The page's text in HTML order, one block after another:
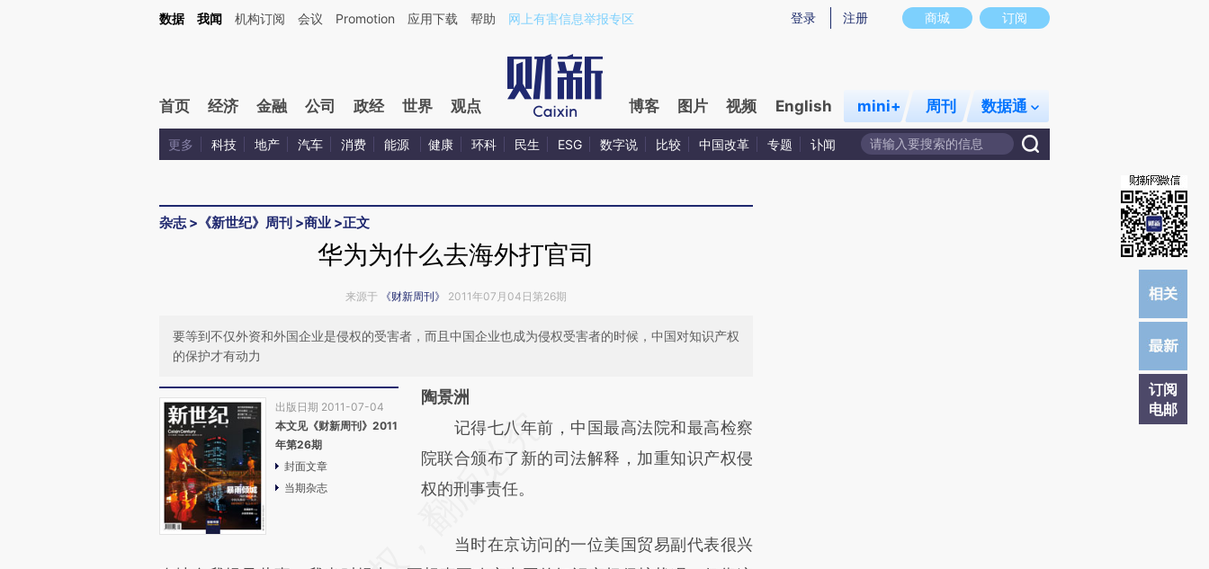
商城 订阅
登录 注册
数据 我闻 机构订阅 会议 Promotion 应用下载 帮助 网上有害信息举报专区
首页 经济 金融 公司 政经 世界 观点 博客 图片 视频 English mini+ 周刊 数据通
更多 科技 地产 汽车 消费 能源 健康 环科 民生 ESG 数字说 比较 中国改革 专题 讣闻
杂志> 《新世纪》周刊 >商业 >正文
订阅
电邮
华为为什么去海外打官司
来源于 《财新周刊》 2011年07月04日第26期
要等到不仅外资和外国企业是侵权的受害者，而且中国企业也成为侵权受害者的时候，中国对知识产权
的保护才有动力
出版日期 2011-07-04
本文见《财新周刊》2011
年第26期
封面文章
当期杂志
陶景洲
记得七八年前，中国最高法院和最高检察
院联合颁布了新的司法解释，加重知识产权侵
权的刑事责任。
当时在京访问的一位美国贸易副代表很兴